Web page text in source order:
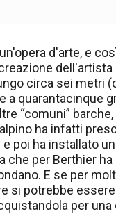
d'arte, e
circa sei metri
a quarantacinque
“comuni”
ha infatti
poi ha installato
che per Berthier
E se per
si potrebbe
per